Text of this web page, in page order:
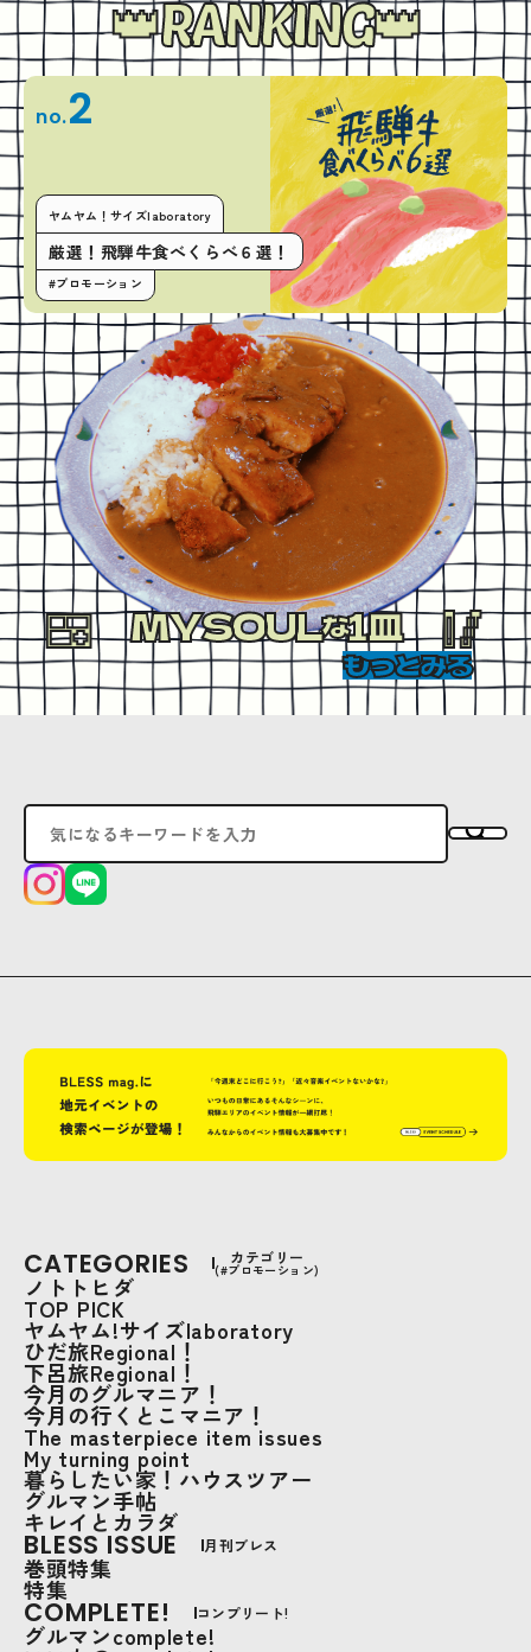
RANKING
no.2
ヤムヤム！サイズlaboratory
厳選！飛騨牛食べくらべ６選！
#プロモーション
MYSOULな1皿
もっとみる
CATEGORIES カテゴリー
(#プロモーション)
ノトトヒダ
TOP PICK
ヤムヤム!サイズlaboratory
ひだ旅Regional！
下呂旅Regional！
今月のグルマニア！
今月の行くとこマニア！
The masterpiece item issues
My turning point
暮らしたい家！ハウスツアー
グルマン手帖
キレイとカラダ
BLESS ISSUE 月刊ブレス
巻頭特集
特集
COMPLETE! コンプリート!
グルマンcomplete!